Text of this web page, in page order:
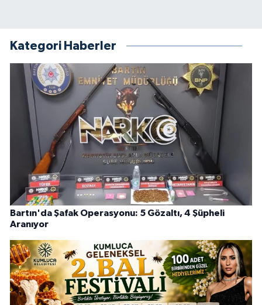
Kategori Haberler
Bartın'da Şafak Operasyonu: 5 Gözaltı, 4 Şüpheli
Aranıyor